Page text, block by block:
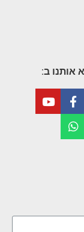
אותנו ב: